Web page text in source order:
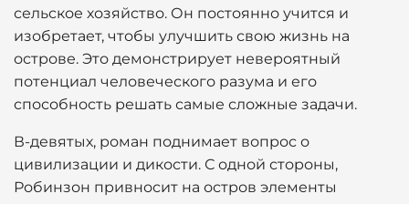
сельское хозяйство. Он постоянно учится и
изобретает, чтобы улучшить свою жизнь на
острове. Это демонстрирует невероятный
потенциал человеческого разума и его
способность решать самые сложные задачи.
В-девятых, роман поднимает вопрос о
цивилизации и дикости. С одной стороны,
Робинзон привносит на остров элементы